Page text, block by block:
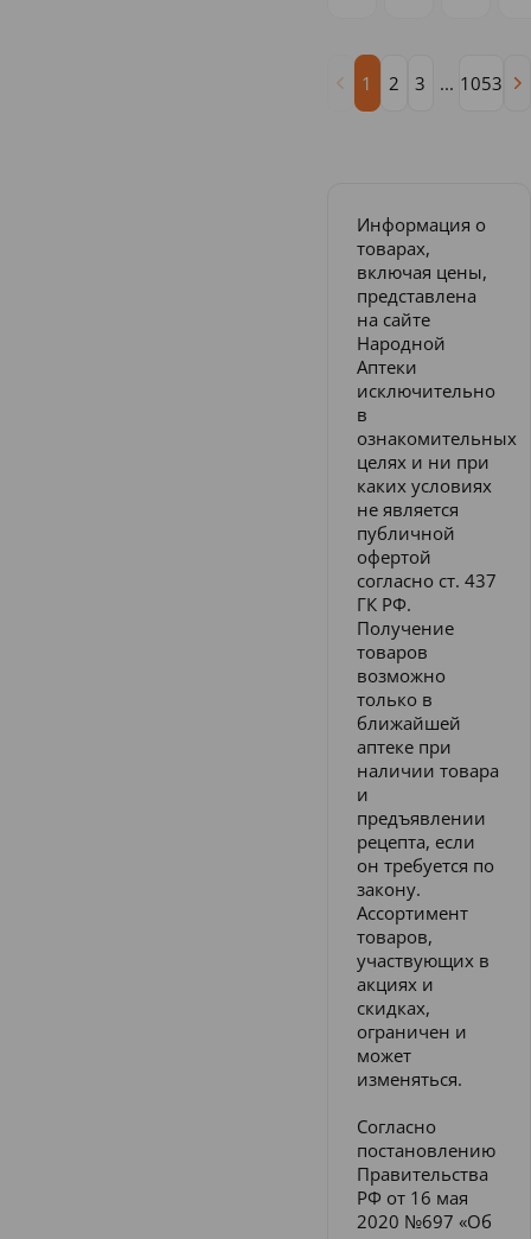
1 2 3 ... 1053
Информация о
товарах,
включая цены,
представлена
на сайте
Народной
Аптеки
исключительно
в
ознакомительных
целях и ни при
каких условиях
не является
публичной
офертой
согласно ст. 437
ГК РФ.
Получение
товаров
возможно
только в
ближайшей
аптеке при
наличии товара
и
предъявлении
рецепта, если
он требуется по
закону.
Ассортимент
товаров,
участвующих в
акциях и
скидках,
ограничен и
может
изменяться.
Согласно
постановлению
Правительства
РФ от 16 мая
2020 №697 «Об